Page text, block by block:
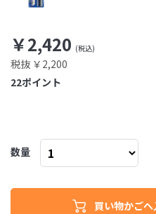
￥2,420
税抜 ￥2,200
ポイント
22
数量